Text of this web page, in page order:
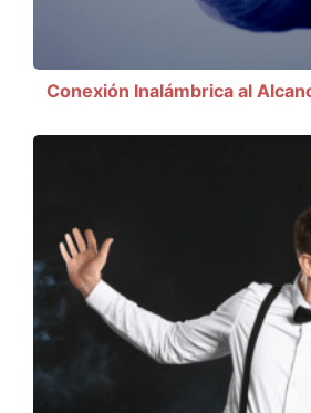
Conexión Inalámbrica al